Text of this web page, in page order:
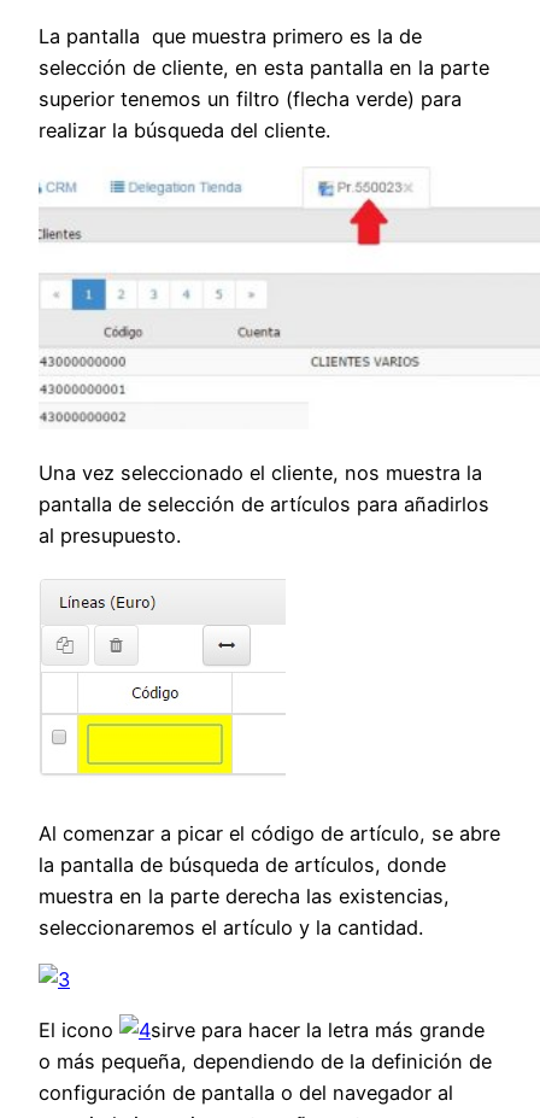
La pantalla que muestra primero es la de
selección de cliente, en esta pantalla en la parte
superior tenemos un filtro (flecha verde) para
realizar la búsqueda del cliente.
Una vez seleccionado el cliente, nos muestra la
pantalla de selección de artículos para añadirlos
al presupuesto.
Al comenzar a picar el código de artículo, se abre
la pantalla de búsqueda de artículos, donde
muestra en la parte derecha las existencias,
seleccionaremos el artículo y la cantidad.
El icono
sirve para hacer la letra más grande
o más pequeña, dependiendo de la definición de
configuración de pantalla o del navegador al